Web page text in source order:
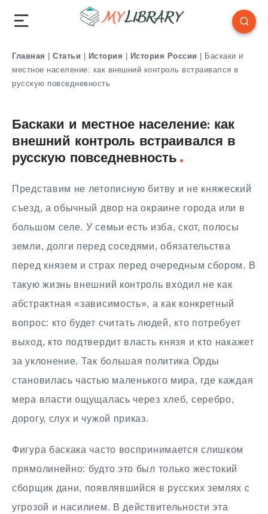
Главная | Статьи | История | История России | Баскаки и
местное население: как внешний контроль встраивался в
русскую повседневность
Баскаки и местное население: как
внешний контроль встраивался в
русскую повседневность
Представим не летописную битву и не княжеский
съезд, а обычный двор на окраине города или в
большом селе. У семьи есть изба, скот, полосы
земли, долги перед соседями, обязательства
перед князем и страх перед очередным сбором. В
такую жизнь внешний контроль входил не как
абстрактная «зависимость», а как конкретный
вопрос: кто будет считать людей, кто потребует
выход, кто подтвердит власть князя и кто накажет
за уклонение. Так большая политика Орды
становилась частью маленького мира, где каждая
мера власти ощущалась через хлеб, серебро,
дорогу, слух и чужой приказ.
Фигура баскака часто воспринимается слишком
прямолинейно: будто это был только жестокий
сборщик дани, появлявшийся в русских землях с
угрозой и насилием. В действительности эта